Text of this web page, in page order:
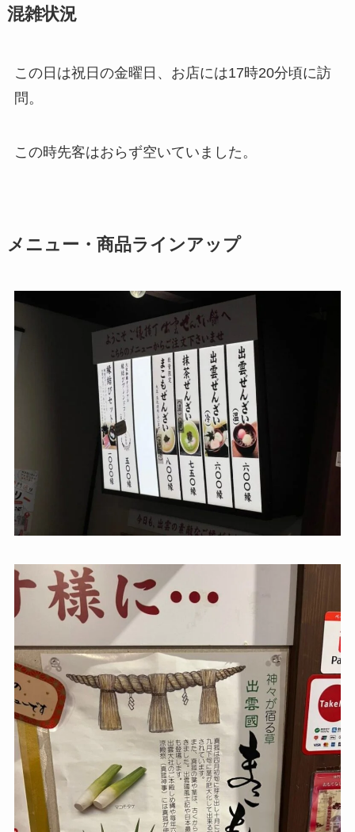
混雑状況
この日は祝日の金曜日、お店には17時20分頃に訪
問。
この時先客はおらず空いていました。
メニュー・商品ラインアップ